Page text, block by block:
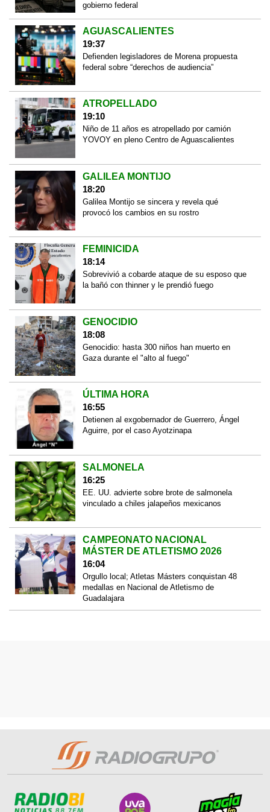
gobierno federal
AGUASCALIENTES
19:37
Defienden legisladores de Morena propuesta
federal sobre “derechos de audiencia”
ATROPELLADO
19:10
Niño de 11 años es atropellado por camión
YOVOY en pleno Centro de Aguascalientes
GALILEA MONTIJO
18:20
Galilea Montijo se sincera y revela qué
provocó los cambios en su rostro
FEMINICIDA
18:14
Sobrevivió a cobarde ataque de su esposo que
la bañó con thinner y le prendió fuego
GENOCIDIO
18:08
Genocidio: hasta 300 niños han muerto en
Gaza durante el "alto al fuego"
ÚLTIMA HORA
16:55
Detienen al exgobernador de Guerrero, Ángel
Aguirre, por el caso Ayotzinapa
SALMONELA
16:25
EE. UU. advierte sobre brote de salmonela
vinculado a chiles jalapeños mexicanos
CAMPEONATO NACIONAL
MÁSTER DE ATLETISMO 2026
16:04
Orgullo local; Atletas Másters conquistan 48
medallas en Nacional de Atletismo de
Guadalajara